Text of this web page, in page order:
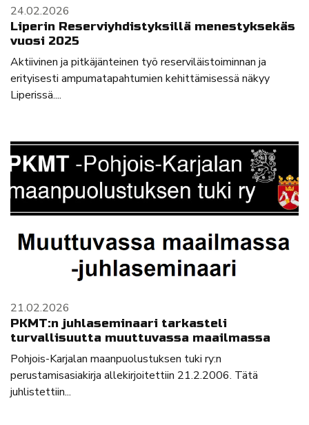
24.02.2026
Liperin Reserviyhdistyksillä menestyksekäs
vuosi 2025
Aktiivinen ja pitkäjänteinen työ reserviläistoiminnan ja
erityisesti ampumatapahtumien kehittämisessä näkyy
Liperissä....
21.02.2026
PKMT:n juhlaseminaari tarkasteli
turvallisuutta muuttuvassa maailmassa
Pohjois-Karjalan maanpuolustuksen tuki ry:n
perustamisasiakirja allekirjoitettiin 21.2.2006. Tätä
juhlistettiin...